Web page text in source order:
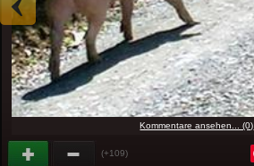
Kommentare ansehen... (0)
(+109)